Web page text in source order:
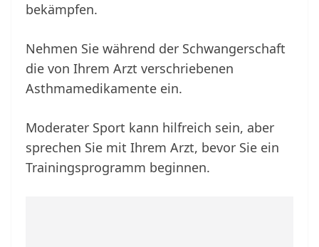
bekämpfen.
Nehmen Sie während der Schwangerschaft
die von Ihrem Arzt verschriebenen
Asthmamedikamente ein.
Moderater Sport kann hilfreich sein, aber
sprechen Sie mit Ihrem Arzt, bevor Sie ein
Trainingsprogramm beginnen.